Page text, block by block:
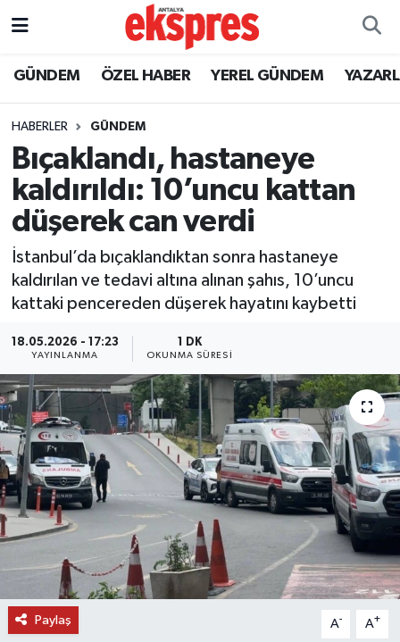
GÜNDEM ÖZEL HABER YEREL GÜNDEM
HABERLER GÜNDEM
Bıçaklandı, hastaneye
kaldırıldı: 10’uncu kattan
düşerek can verdi
İstanbul’da bıçaklandıktan sonra hastaneye
kaldırılan ve tedavi altına alınan şahıs, 10’uncu
kattaki pencereden düşerek hayatını kaybetti
18.05.2026 - 17:23
YAYINLANMA
1 DK
OKUNMA SÜRESI
Paylaş A- A+
ÖZEL HABER
YEREL GÜNDEM
EKONOMİ
KÜLTÜR - SANAT
SPOR
SİYASET
SAĞLIK
DÜNYA
EĞİTİM
TURİZM
RÖPORTAJ
VİDEO HABERLER
Nöbetçi Eczaneler
Trafik Durumu
Süper Lig Puan Durumu ve Fikstür
Tüm Manşetler
Son Dakika Haberleri
Haber Arşivi